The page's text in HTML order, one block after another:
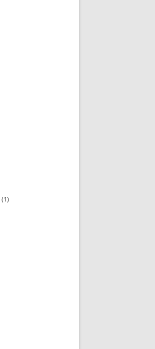
(1)